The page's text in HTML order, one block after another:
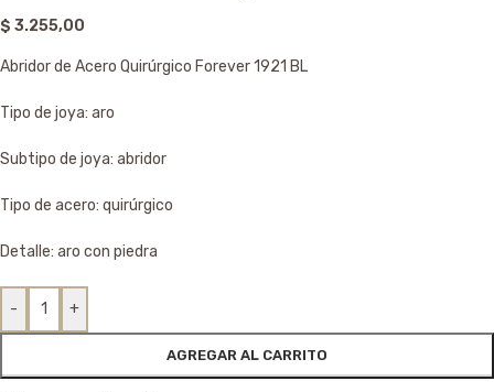
$ 3.255,00
Abridor de Acero Quirúrgico Forever 1921 BL
Tipo de joya: aro
Subtipo de joya: abridor
Tipo de acero: quirúrgico
Detalle: aro con piedra
- +
AGREGAR AL CARRITO